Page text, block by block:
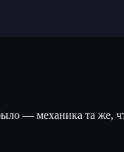
— механика та же,